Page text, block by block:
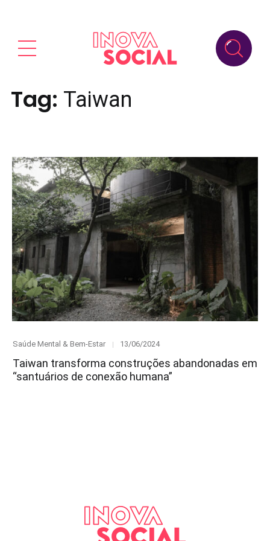
Tag: Taiwan
Category
Saúde Mental & Bem-Estar
Posted
13/06/2024
Taiwan transforma construções abandonadas em
“santuários de conexão humana”